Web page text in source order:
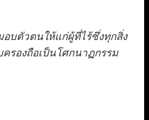
อบตัวตนให้แก่ผู้ที่ไร้ซึ่งทุกสิ่ง
รองถือเป็นโศกนาฏกรรม